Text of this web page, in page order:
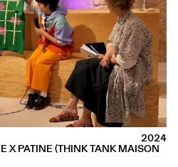
PATINE (THINK TANK MAISON
2024